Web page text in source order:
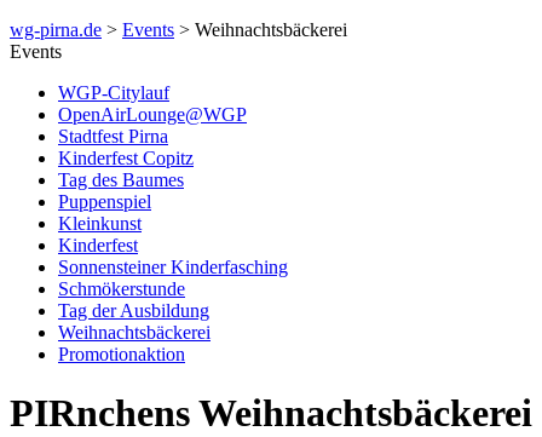
wg-pirna.de > Events > Weihnachtsbäckerei
Events
WGP-Citylauf
OpenAirLounge@WGP
Stadtfest Pirna
Kinderfest Copitz
Tag des Baumes
Puppenspiel
Kleinkunst
Kinderfest
Sonnensteiner Kinderfasching
Schmökerstunde
Tag der Ausbildung
Weihnachtsbäckerei
Promotionaktion
PIRnchens Weihnachtsbäckerei